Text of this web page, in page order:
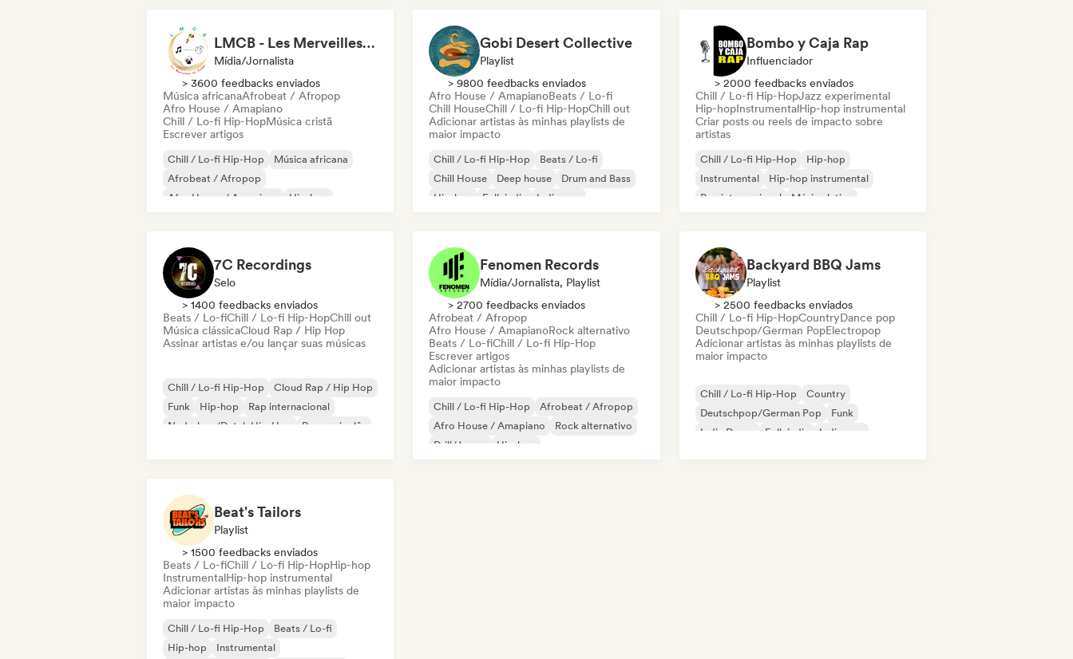
LMCB - Les Merveilles du Congo 🇨🇬
Mídia/Jornalista
> 3600 feedbacks enviados
Música africanaAfrobeat / Afropop
Afro House / Amapiano
Chill / Lo-fi Hip-HopMúsica cristã
Escrever artigos
Chill / Lo-fi Hip-Hop
Música africana
Afrobeat / Afropop
Afro House / Amapiano
Hip-hop
Gobi Desert Collective
Playlist
> 9800 feedbacks enviados
Afro House / AmapianoBeats / Lo-fi
Chill HouseChill / Lo-fi Hip-HopChill out
Adicionar artistas às minhas playlists de
maior impacto
Chill / Lo-fi Hip-Hop
Beats / Lo-fi
Chill House
Deep house
Drum and Bass
Hip-hop
Folk indie Indie pop
Bombo y Caja Rap
Influenciador
> 2000 feedbacks enviados
Chill / Lo-fi Hip-HopJazz experimental
Hip-hopInstrumentalHip-hop instrumental
Criar posts ou reels de impacto sobre
artistas
Chill / Lo-fi Hip-Hop
Hip-hop
Instrumental
Hip-hop instrumental
Rap internacional
Música latina
7C Recordings
Selo
> 1400 feedbacks enviados
Beats / Lo-fiChill / Lo-fi Hip-HopChill out
Música clássicaCloud Rap / Hip Hop
Assinar artistas e/ou lançar suas músicas
Chill / Lo-fi Hip-Hop
Cloud Rap / Hip Hop
Funk
Hip-hop
Rap internacional
Nederhop/Dutch Hip-Hop
Rap em inglês
Fenomen Records
Mídia/Jornalista, Playlist
> 2700 feedbacks enviados
Afrobeat / Afropop
Afro House / AmapianoRock alternativo
Beats / Lo-fiChill / Lo-fi Hip-Hop
Escrever artigos
Adicionar artistas às minhas playlists de
maior impacto
Chill / Lo-fi Hip-Hop
Afrobeat / Afropop
Afro House / Amapiano
Rock alternativo
Drill/Jersey
Hip-hop
Backyard BBQ Jams
Playlist
> 2500 feedbacks enviados
Chill / Lo-fi Hip-HopCountryDance pop
Deutschpop/German PopElectropop
Adicionar artistas às minhas playlists de
maior impacto
Chill / Lo-fi Hip-Hop
Country
Deutschpop/German Pop
Funk
Indie Dance
Folk indie
Indie pop
Beat's Tailors
Playlist
> 1500 feedbacks enviados
Beats / Lo-fiChill / Lo-fi Hip-HopHip-hop
InstrumentalHip-hop instrumental
Adicionar artistas às minhas playlists de
maior impacto
Chill / Lo-fi Hip-Hop
Beats / Lo-fi
Hip-hop
Instrumental